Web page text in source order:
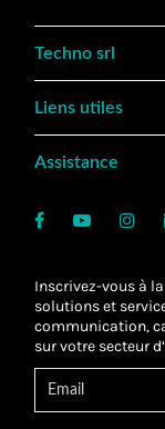
Techno srl
Liens utiles
Assistance
Inscrivez-vous à
solutions et
communication,
sur votre secteur